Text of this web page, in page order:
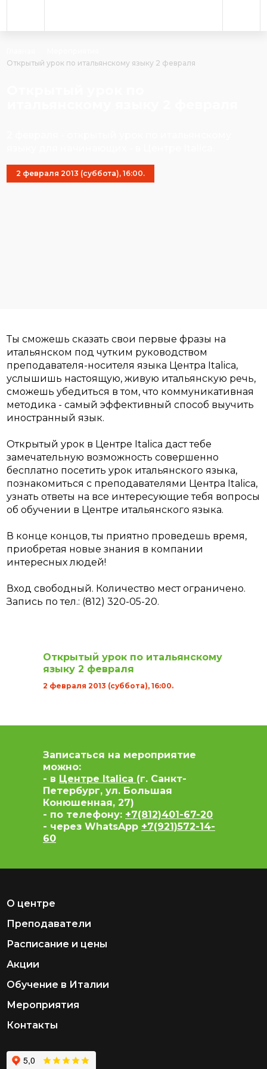
Открытый урок по итальянскому языку 2 февраля
2 февраля 2013 (суббота), 16:00.
Ты сможешь сказать свои первые фразы на
итальянском под чутким руководством
преподавателя-носителя языка Центра Italica,
услышишь настоящую, живую итальянскую речь,
сможешь убедиться в том, что коммуникативная
методика - самый эффективный способ выучить
иностранный язык.
Открытый урок в Центре Italica даст тебе
замечательную возможность совершенно
бесплатно посетить урок итальянского языка,
познакомиться с преподавателями Центра Italica,
узнать ответы на все интересующие тебя вопросы
об обучении в Центре итальянского языка.
В конце концов, ты приятно проведешь время,
приобретая новые знания в компании
интересных людей!
Вход свободный. Количество мест ограничено.
Запись по тел.: (812) 320-05-20.
Открытый урок по итальянскому
языку 2 февраля
2 февраля 2013 (суббота), 16:00.
Записаться на мероприятие
можно:
- в Центре Italica (г. Санкт-
Петербург, ул. Большая
Конюшенная, 27)
- по телефону: +7(812)401-67-20
- через WhatsApp +7(921)572-14-
60
О центре
Преподаватели
Расписание и цены
Акции
Обучение в Италии
Мероприятия
Контакты